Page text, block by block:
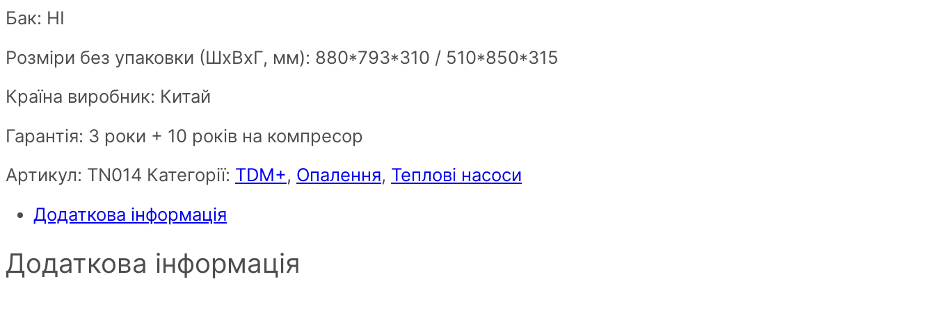
Бак: НІ
Розміри без упаковки (ШxВxГ, мм): 880*793*310 / 510*850*315
Країна виробник: Китай
Гарантія: 3 роки + 10 років на компресор
Артикул: ТN014 Категорії: TDM+, Опалення, Теплові насоси
Додаткова інформація
Додаткова інформація